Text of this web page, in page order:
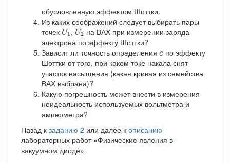
обусловленную эффектом Шоттки.
Из каких соображений следует выбирать пары
точек U1
U1, U2
U2на ВАХ при измерении заряда
электрона по эффекту Шоттки?
Зависит ли точность определения e
e по эффекту
Шоттки от того, при каком токе накала снят
участок насыщения (какая кривая из семейства
ВАХ выбрана)?
Какую погрешность может внести в измерения
неидеальность используемых вольтметра и
амперметра?
Назад к заданию 2 или далее к описанию
лабораторных работ «Физические явления в
вакуумном диоде»